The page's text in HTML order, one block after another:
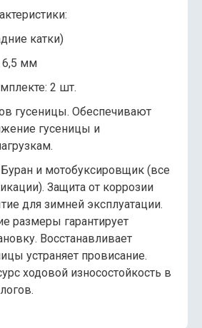
катки)
6,5 мм
2 шт.
гусеницы. Обеспечивают
гусеницы и
и мотобуксировщик (все
Защита от коррозии
для зимней эксплуатации.
размеры гарантирует
Восстанавливает
устраняет провисание.
ходовой износостойкость в